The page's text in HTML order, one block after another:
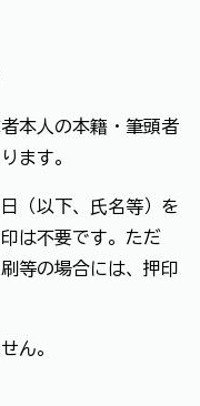
本人の本籍・筆頭者
ます。
（以下、氏名等）を
は不要です。ただ
等の場合には、押印
ん。